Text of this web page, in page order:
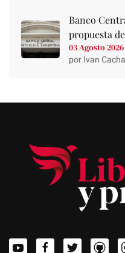
Banco
propuesta
03 Agosto 2026
por Ivan